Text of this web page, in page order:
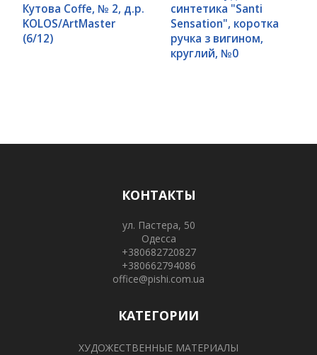
Кутова Сoffe, № 2, д.р.
KOLOS/ArtMaster
(6/12)
синтетика "Santi
Sensation", коротка
ручка з вигином,
круглий, №0
КОНТАКТЫ
ул. Пастера, 50
Одесса
+380682720827
+380662794086
office@pishi.com.ua
КАТЕГОРИИ
ХУДОЖЕСТВЕННЫЕ МАТЕРИАЛЫ